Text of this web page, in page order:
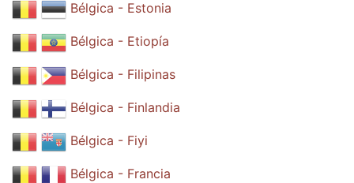
Bélgica - Estonia
Bélgica - Etiopía
Bélgica - Filipinas
Bélgica - Finlandia
Bélgica - Fiyi
Bélgica - Francia